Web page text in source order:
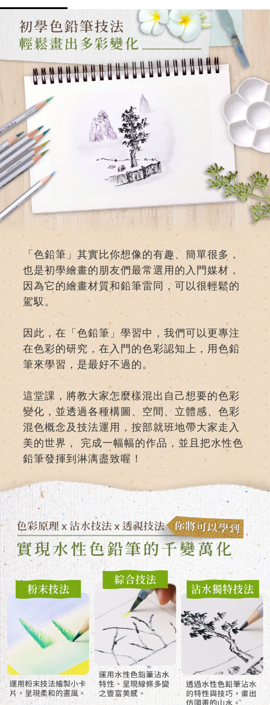
「色鉛筆」其實比你想像的有趣、簡單很多，
也是初學繪畫的朋友們最常選用的入門媒材，
因為它的繪畫材質和鉛筆雷同，可以很輕鬆的
駕馭。
因此，在「色鉛筆」學習中，我們可以更專注
在色彩的研究，在入門的色彩認知上，用色鉛
筆來學習，是最好不過的。
這堂課，將教大家怎麼樣混出自己想要的色彩
變化，並透過各種構圖、空間、立體感、色彩
混色概念及技法運用，按部就班地帶大家走入
美的世界， 完成一幅幅的作品，並且把水性色
鉛筆發揮到淋漓盡致喔！